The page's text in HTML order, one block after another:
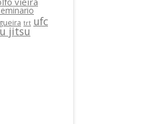
trt ufc
jitsu